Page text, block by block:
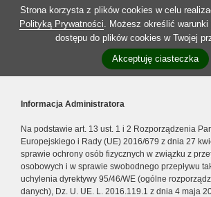
Strona korzysta z plików cookies w celu
Polityką Prywatności. Możesz określić warunki
dostępu do plików cookies w Twojej
Akceptuję ciasteczka
Informacja Administratora
Na podstawie art. 13 ust. 1 i 2 Rozporządzenia
Europejskiego i Rady (UE) 2016/679 z dnia 27
sprawie ochrony osób fizycznych w związku z
osobowych i w sprawie swobodnego przepływu
uchylenia dyrektywy 95/46/WE (ogólne
danych), Dz. U. UE. L. 2016.119.1 z dnia 4 maja